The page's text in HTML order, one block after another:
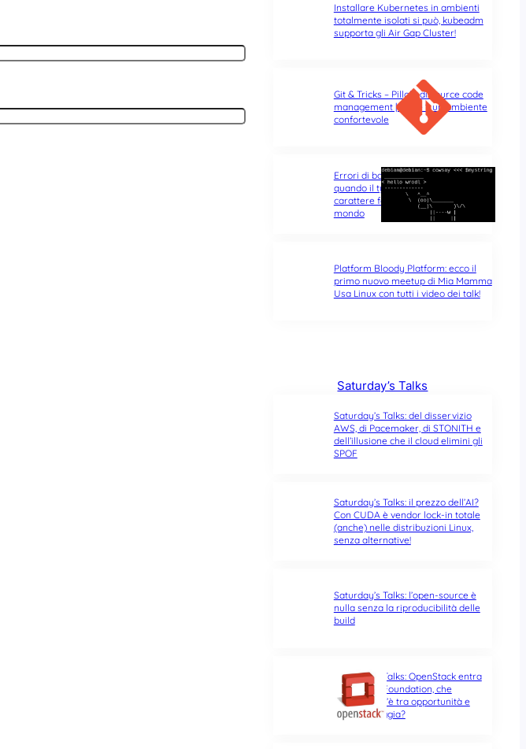
Installare Kubernetes in ambienti
totalmente isolati si può, kubeadm
supporta gli Air Gap Cluster!
Git & Tricks – Pillole di source code
management | Parte 1: un ambiente
confortevole
Errori di battitura nel terminale:
quando il typo di un singolo
carattere fa tutta la differenza del
mondo
Platform Bloody Platform: ecco il
primo nuovo meetup di Mia Mamma
Usa Linux con tutti i video dei talk!
Saturday’s Talks
Saturday’s Talks: del disservizio
AWS, di Pacemaker, di STONITH e
dell’illusione che il cloud elimini gli
SPOF
Saturday’s Talks: il prezzo dell’AI?
Con CUDA è vendor lock-in totale
(anche) nelle distribuzioni Linux,
senza alternative!
Saturday’s Talks: l’open-source è
nulla senza la riproducibilità delle
build
Saturday’s Talks: OpenStack entra
nella Linux Foundation, che
differenza c’è tra opportunità e
ultima spiaggia?